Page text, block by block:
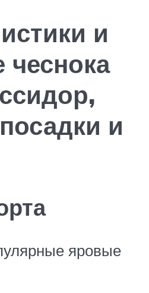
и
чеснока
и
яровые